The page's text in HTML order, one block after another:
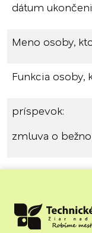
dátum
Meno osoby,
Funkcia osoby,
príspevok:
zmluva o